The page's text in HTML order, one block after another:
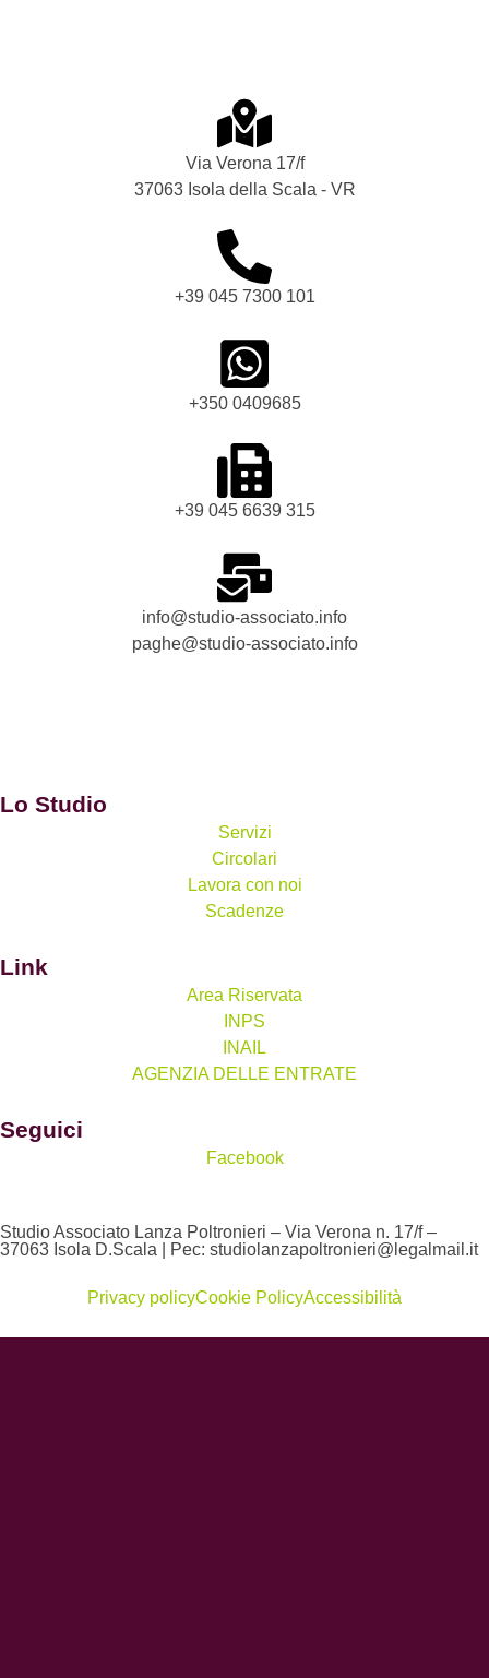
Via Verona 17/f
37063 Isola della Scala - VR
+39 045 7300 101
+350 0409685
+39 045 6639 315
info@studio-associato.info
paghe@studio-associato.info
Lo Studio
Servizi
Circolari
Lavora con noi
Scadenze
Link
Area Riservata
INPS
INAIL
AGENZIA DELLE ENTRATE
Seguici
Facebook
Studio Associato Lanza Poltronieri – Via Verona n. 17/f –
37063 Isola D.Scala | Pec: studiolanzapoltronieri@legalmail.it
Privacy policyCookie PolicyAccessibilità